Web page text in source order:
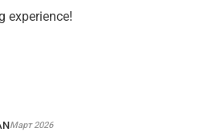
experience!
Март 2026